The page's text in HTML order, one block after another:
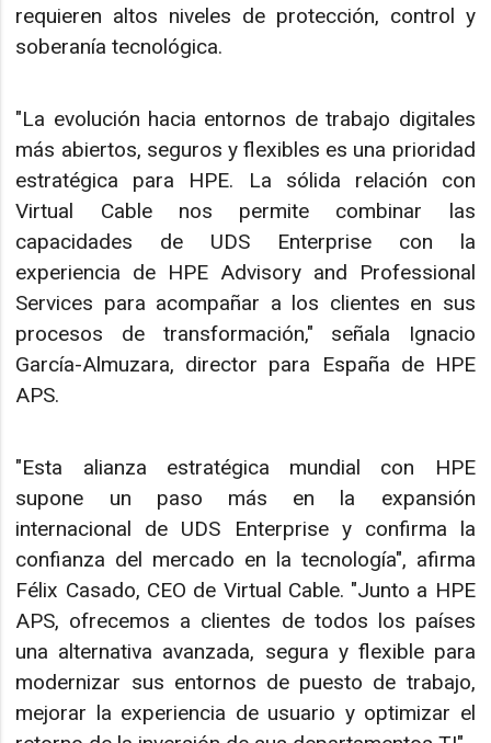
requieren altos niveles de protección, control y
soberanía tecnológica.
"La evolución hacia entornos de trabajo digitales
más abiertos, seguros y flexibles es una prioridad
estratégica para HPE. La sólida relación con
Virtual Cable nos permite combinar las
capacidades de UDS Enterprise con la
experiencia de HPE Advisory and Professional
Services para acompañar a los clientes en sus
procesos de transformación," señala Ignacio
García-Almuzara, director para España de HPE
APS.
"Esta alianza estratégica mundial con HPE
supone un paso más en la expansión
internacional de UDS Enterprise y confirma la
confianza del mercado en la tecnología", afirma
Félix Casado, CEO de Virtual Cable. "Junto a HPE
APS, ofrecemos a clientes de todos los países
una alternativa avanzada, segura y flexible para
modernizar sus entornos de puesto de trabajo,
mejorar la experiencia de usuario y optimizar el